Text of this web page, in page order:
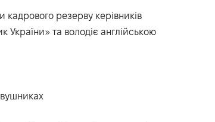
резерву керівників
та володіє англійською